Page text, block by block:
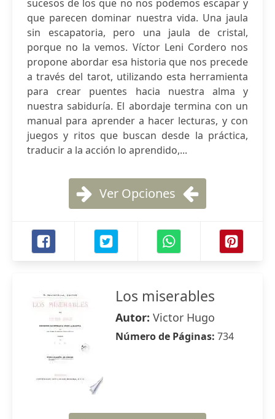
sucesos de los que no nos podemos escapar y
que parecen dominar nuestra vida. Una jaula
sin escapatoria, pero una jaula de cristal,
porque no la vemos. Víctor Leni Cordero nos
propone abordar esa historia que nos precede
a través del tarot, utilizando esta herramienta
para crear puentes hacia nuestra alma y
nuestra sabiduría. El abordaje termina con un
manual para aprender a hacer lecturas, y con
juegos y ritos que buscan desde la práctica,
traducir a la acción lo aprendido,...
Ver Opciones
Los miserables
Autor: Victor Hugo
Número de Páginas: 734